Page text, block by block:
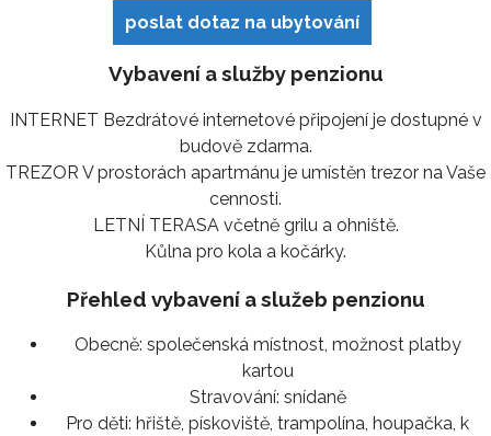
poslat dotaz na ubytování
Vybavení a služby penzionu
INTERNET Bezdrátové internetové připojení je dostupné v
budově zdarma.
TREZOR V prostorách apartmánu je umístěn trezor na Vaše
cennosti.
LETNÍ TERASA včetně grilu a ohniště.
Kůlna pro kola a kočárky.
Přehled vybavení a služeb penzionu
Obecně: společenská místnost, možnost platby
kartou
Stravování: snídaně
Pro děti: hřiště, pískoviště, trampolína, houpačka, k